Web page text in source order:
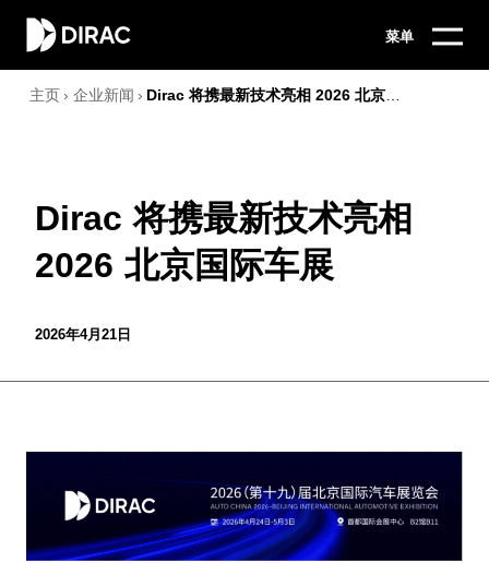
菜单
主页 › 企业新闻 › Dirac 将携最新技术亮相 2026 北京国际车展
Dirac 将携最新技术亮相
2026 北京国际车展
2026年4月21日